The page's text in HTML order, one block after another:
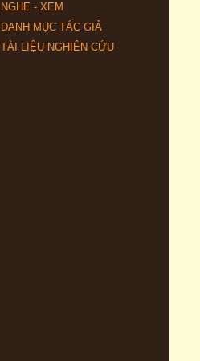
NGHE - XEM
DANH MỤC TÁC GIẢ
TÀI LIỆU NGHIÊN CỨU